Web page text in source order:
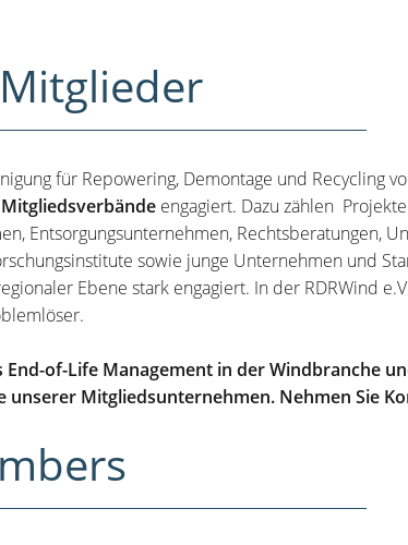
für Repowering, Demontage und Recycling
engagiert. Dazu zählen
Entsorgungsunternehmen, Rechtsberatungen,
sowie junge Unternehmen und
Ebene stark engagiert. In der RDRWind
End-of-Life Management in der Windbranche
unserer Mitgliedsunternehmen. Nehmen Sie